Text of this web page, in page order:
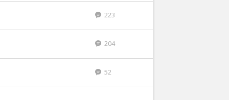
223
204
52